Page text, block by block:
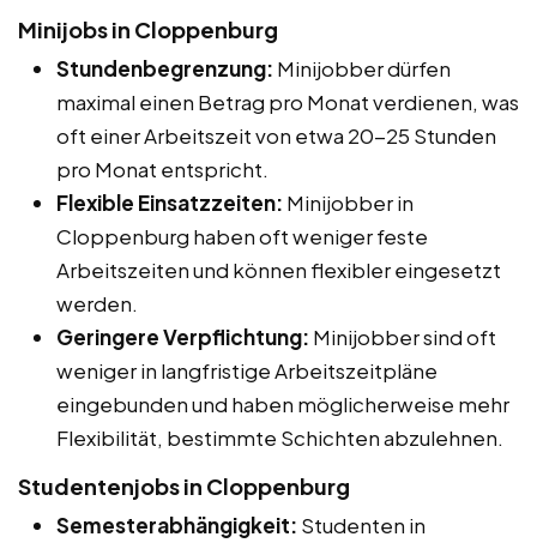
Minijobs in Cloppenburg
Stundenbegrenzung: Minijobber dürfen
maximal einen Betrag pro Monat verdienen, was
oft einer Arbeitszeit von etwa 20-25 Stunden
pro Monat entspricht.
Flexible Einsatzzeiten: Minijobber in
Cloppenburg haben oft weniger feste
Arbeitszeiten und können flexibler eingesetzt
werden.
Geringere Verpflichtung: Minijobber sind oft
weniger in langfristige Arbeitszeitpläne
eingebunden und haben möglicherweise mehr
Flexibilität, bestimmte Schichten abzulehnen.
Studentenjobs in Cloppenburg
Semesterabhängigkeit: Studenten in